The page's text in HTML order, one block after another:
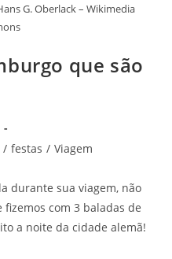
G. Oberlack – Wikimedia
que são
/ festas / Viagem
durante sua viagem, não
com 3 baladas de
a noite da cidade alemã!